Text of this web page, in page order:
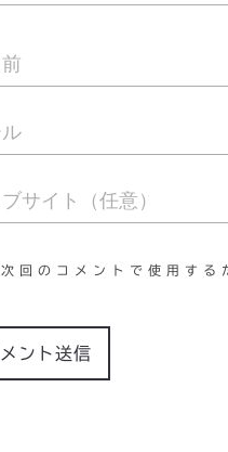
次回のコメントで使用する